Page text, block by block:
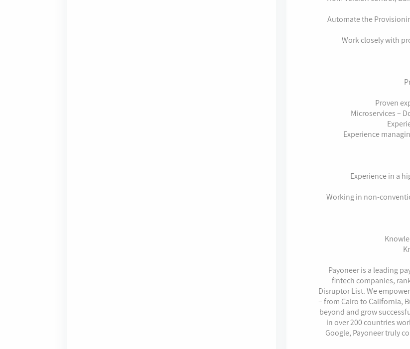
Automate the
Work closely with
Proven
Microservices –
Experience
Experience in a
Working in non-
Payoneer is a leading
fintech companies,
Disruptor List. We
– from Cairo to California,
beyond and grow
in over 200 countries
Google, Payoneer truly